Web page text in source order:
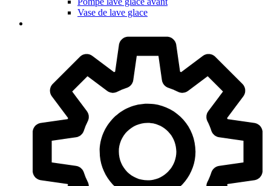
Vase de lave glace